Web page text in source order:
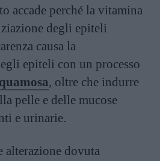
accade perché la vitamina
degli epiteli
causa la
epiteli con un processo
, oltre che indurre
pelle e delle mucose
e urinarie.
alterazione dovuta